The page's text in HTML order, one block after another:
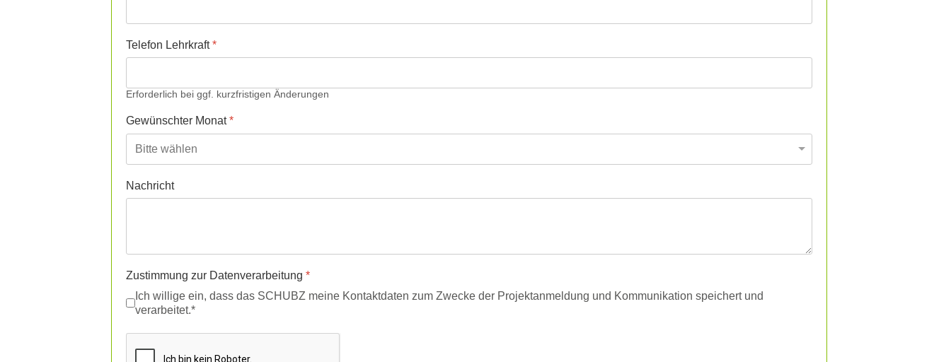
Telefon Lehrkraft*
Erforderlich bei ggf. kurzfristigen Änderungen
Gewünschter Monat*
Nachricht
Zustimmung zur Datenverarbeitung *
Ich willige ein, dass das SCHUBZ meine Kontaktdaten zum Zwecke der Projektanmeldung und Kommunikation speichert und
verarbeitet.*